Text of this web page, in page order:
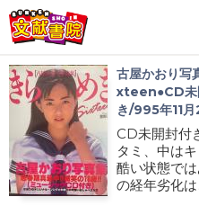
会員登録
ログイン
古屋かおり写
xteen●CD未
き/995年11
CD未開封付
タミ、中は
酷い状態で
の経年劣化は